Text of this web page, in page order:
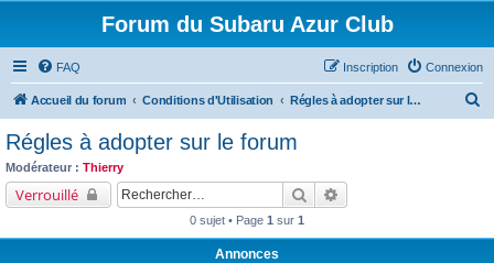
Forum du Subaru Azur Club
FAQ Connexion
Inscription
Accueil du forum Conditions d'Utilisation Régles à adopter sur le forum
Régles à adopter sur le forum
Modérateur : Thierry
Verrouillé Rechercher
0 sujet • Page 1 sur 1
Annonces